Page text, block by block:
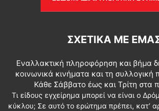
ΣΧΕΤΙΚΆ ΜΕ
Εναλλακτική πληροφόρηση και βήμα
κοινωνικά κινήματα και τη συλλογική
Κάθε Σάββατο έως και Τρίτη στα
Τι είδους εγχείρημα μπορεί να είναι ο
κύκλου; Σε αυτό το ερώτημα πρέπει, κατ’